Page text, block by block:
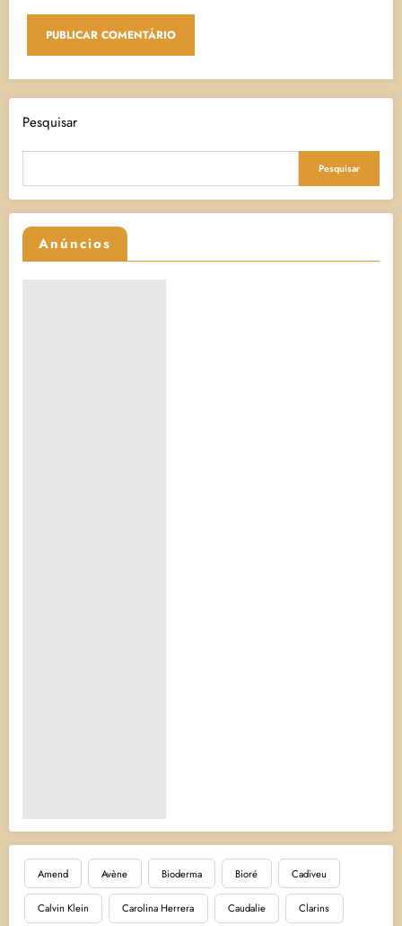
Pesquisar
Pesquisar
Anúncios
Amend Avène Bioderma Bioré Cadiveu
Calvin Klein Carolina Herrera Caudalie Clarins